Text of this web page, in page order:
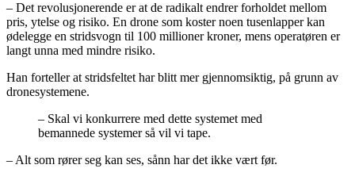
– Det revolusjonerende er at de radikalt endrer forholdet mellom
pris, ytelse og risiko. En drone som koster noen tusenlapper kan
ødelegge en stridsvogn til 100 millioner kroner, mens operatøren er
langt unna med mindre risiko.
Han forteller at stridsfeltet har blitt mer gjennomsiktig, på grunn av
dronesystemene.
– Skal vi konkurrere med dette systemet med
bemannede systemer så vil vi tape.
– Alt som rører seg kan ses, sånn har det ikke vært før.